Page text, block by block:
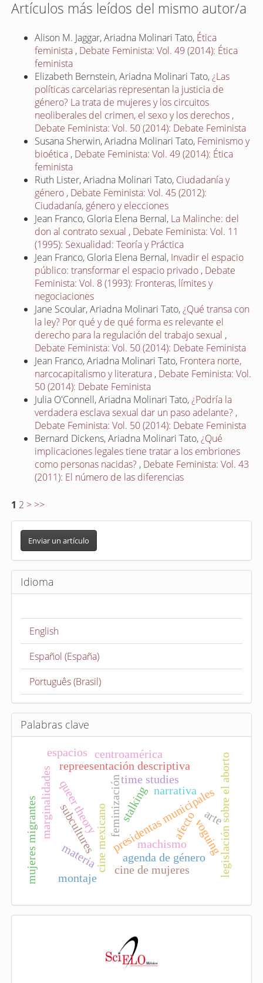
Artículos más leídos del mismo autor/a
Alison M. Jaggar, Ariadna Molinari Tato, Ética
feminista , Debate Feminista: Vol. 49 (2014): Ética
feminista
Elizabeth Bernstein, Ariadna Molinari Tato,¿Las
políticas carcelarias representan la justicia de
género? La trata de mujeres y los circuitos
neoliberales del crimen, el sexo y los derechos ,
Debate Feminista: Vol. 50 (2014): Debate Feminista
Susana Sherwin, Ariadna Molinari Tato, Feminismo y
bioética , Debate Feminista: Vol. 49 (2014): Ética
feminista
Ruth Lister, Ariadna Molinari Tato, Ciudadanía y
género , Debate Feminista: Vol. 45 (2012):
Ciudadanía, género y elecciones
Jean Franco, Gloria Elena Bernal, La Malinche: del
don al contrato sexual , Debate Feminista: Vol. 11
(1995): Sexualidad: Teoría y Práctica
Jean Franco, Gloria Elena Bernal, Invadir el espacio
público: transformar el espacio privado , Debate
Feminista: Vol. 8 (1993): Fronteras, límites y
negociaciones
Jane Scoular, Ariadna Molinari Tato,¿Qué transa con
la ley? Por qué y de qué forma es relevante el
derecho para la regulación del trabajo sexual ,
Debate Feminista: Vol. 50 (2014): Debate Feminista
Jean Franco, Ariadna Molinari Tato, Frontera norte,
narcocapitalismo y literatura , Debate Feminista: Vol.
50 (2014): Debate Feminista
Julia O'Connell, Ariadna Molinari Tato,¿Podría la
verdadera esclava sexual dar un paso adelante? ,
Debate Feminista: Vol. 50 (2014): Debate Feminista
Bernard Dickens, Ariadna Molinari Tato,¿Qué
implicaciones legales tiene tratar a los embriones
como personas nacidas? , Debate Feminista: Vol. 43
(2011): El número de las diferencias
1 2 > >>
E
v
i
a
c
l
Enviar un artículo
Idioma
English
Español (España)
Português (Brasil)
Palabras clave
stalking
presidentas municipales
cine mexicano legislación sobre el aborto
machismo
agenda de género
feminización
repreesentación descriptiva
cine de mujeres
voguing
queer theory time studies
subcultures afecto
materia
marginalidades
mujeres migrantes
centroamérica
narrativa
espacios
montaje
arte